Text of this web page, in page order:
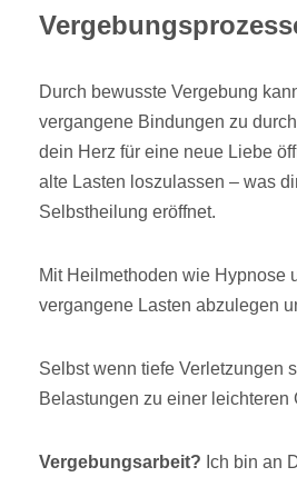
Durch bewusste Vergebung
vergangene Bindungen zu
dein Herz für eine neue Liebe
alte Lasten loszulassen – was
Selbstheilung eröffnet.
Mit Heilmethoden wie Hypnose
vergangene Lasten abzulegen
Selbst wenn tiefe Verletzungen
Belastungen zu einer leichteren
Vergebungsarbeit? Ich bin an